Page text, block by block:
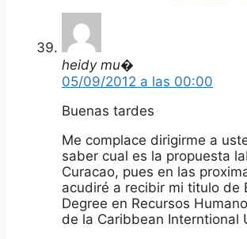
heidy mu�
05/09/2012 a las 00:00
Buenas tardes
Me complace dirigirme a
saber cual es la propuesta
Curacao, pues en las
acudiré a recibir mi titulo de
Degree en Recursos
de la Caribbean Interntional